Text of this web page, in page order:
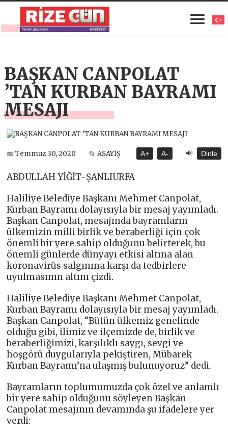
BAŞKAN CANPOLAT
’TAN KURBAN BAYRAMI
MESAJI
📅 Temmuz 30, 2020 📂 ASAYİŞ A+ A- 🔊 Dinle
ABDULLAH YİĞİT-ŞANLIURFA
Haliliye Belediye Başkanı Mehmet Canpolat,
Kurban Bayramı dolayısıyla bir mesaj yayımladı.
Başkan Canpolat, mesajında bayramların
ülkemizin milli birlik ve beraberliği için çok
önemli bir yere sahip olduğunu belirterek, bu
önemli günlerde dünyayı etkisi altına alan
koronavirüs salgınına karşı da tedbirlere
uyulmasının altını çizdi.
Haliliye Belediye Başkanı Mehmet Canpolat,
Kurban Bayramı dolayısıyla bir mesaj yayımladı.
Başkan Canpolat, “Bütün ülkemiz genelinde
olduğu gibi, ilimiz ve ilçemizde de, birlik ve
beraberliğimizi, karşılıklı saygı, sevgi ve
hoşgörü duygularıyla pekiştiren, Mübarek
Kurban Bayramı’na ulaşmış bulunuyoruz” dedi.
Bayramların toplumumuzda çok özel ve anlamlı
bir yere sahip olduğunu söyleyen Başkan
Canpolat mesajının devamında şu ifadelere yer
verdi: